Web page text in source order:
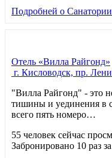
Подробней о
Отель «Вилла Райгонд»
г. Кисловодск, пр.
"Вилла Райгонд" - это
тишины и уединения в
всего пять номеро…
55 человек сейчас
Забронировано 10 раз